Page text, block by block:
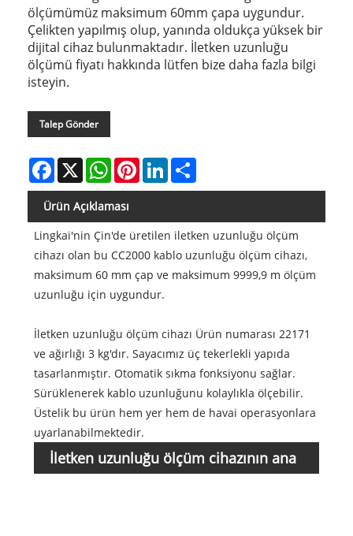
ölçümümüz maksimum 60mm çapa uygundur.
Çelikten yapılmış olup, yanında oldukça yüksek bir
dijital cihaz bulunmaktadır. İletken uzunluğu
ölçümü fiyatı hakkında lütfen bize daha fazla bilgi
isteyin.
Talep Gönder
Facebook
X WhatsAppPinterestLinkedIn
Ürün Açıklaması
Lingkai'nin Çin'de üretilen iletken uzunluğu ölçüm
cihazı olan bu CC2000 kablo uzunluğu ölçüm cihazı,
maksimum 60 mm çap ve maksimum 9999,9 m ölçüm
uzunluğu için uygundur.
İletken uzunluğu ölçüm cihazı Ürün numarası 22171
ve ağırlığı 3 kg'dır. Sayacımız üç tekerlekli yapıda
tasarlanmıştır. Otomatik sıkma fonksiyonu sağlar.
Sürüklenerek kablo uzunluğunu kolaylıkla ölçebilir.
Üstelik bu ürün hem yer hem de havai operasyonlara
uyarlanabilmektedir.
İletken uzunluğu ölçüm cihazının ana